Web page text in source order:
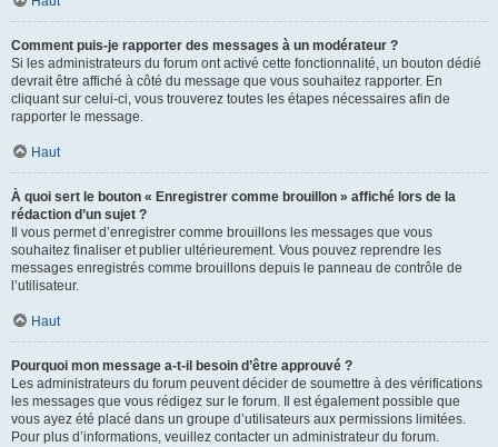
Comment puis-je rapporter des messages à un modérateur ?
Si les administrateurs du forum ont activé cette fonctionnalité, un bouton dédié
devrait être affiché à côté du message que vous souhaitez rapporter. En
cliquant sur celui-ci, vous trouverez toutes les étapes nécessaires afin de
rapporter le message.
Haut
À quoi sert le bouton « Enregistrer comme brouillon » affiché lors de la
rédaction d’un sujet ?
Il vous permet d’enregistrer comme brouillons les messages que vous
souhaitez finaliser et publier ultérieurement. Vous pouvez reprendre les
messages enregistrés comme brouillons depuis le panneau de contrôle de
l’utilisateur.
Haut
Pourquoi mon message a-t-il besoin d’être approuvé ?
Les administrateurs du forum peuvent décider de soumettre à des vérifications
les messages que vous rédigez sur le forum. Il est également possible que
vous ayez été placé dans un groupe d’utilisateurs aux permissions limitées.
Pour plus d’informations, veuillez contacter un administrateur du forum.